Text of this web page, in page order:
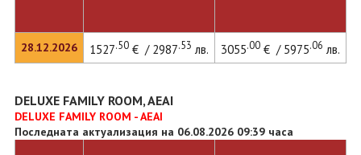
28.12.2026 1527.50€ / 2987.53 лв. 3055.00€ / 5975.06 лв.
DELUXE FAMILY ROOM, AEAI
DELUXE FAMILY ROOM - AEAI
Последната актуализация на 06.08.2026 09:39 часа